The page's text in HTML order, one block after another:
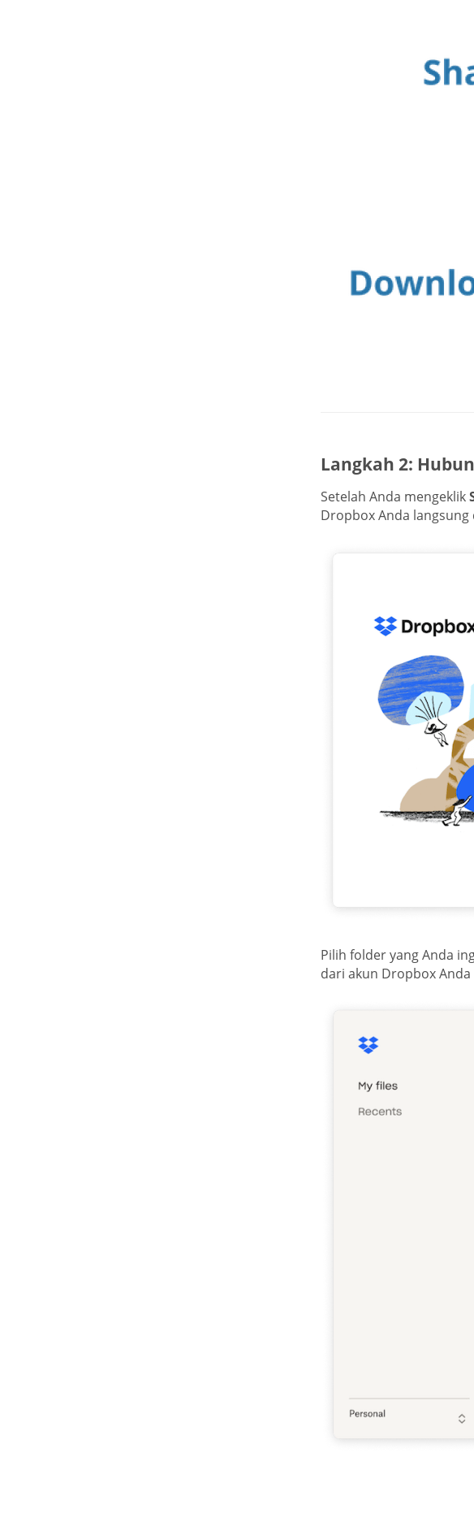
Langkah 2:
Setelah Anda mengeklik
Dropbox Anda langsung
Pilih folder yang Anda
dari akun Dropbox Anda